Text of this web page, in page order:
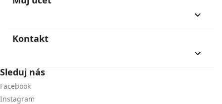
keyboard_arrow_down
Kontakt
keyboard_arrow_down
Sleduj nás
Facebook
Instagram